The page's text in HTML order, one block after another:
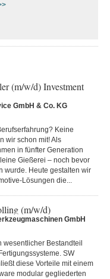
(m/w/d) Investment
GmbH & Co. KG
Keine
wir schon mit! Als
in fünfter Generation
Gießerei – noch bevor
wurde. Heute gestalten wir
Lösungen die...
(m/w/d)
GmbH
wesentlicher Bestandteil
SW
diese Vorteile mit einem
modular gegliederten